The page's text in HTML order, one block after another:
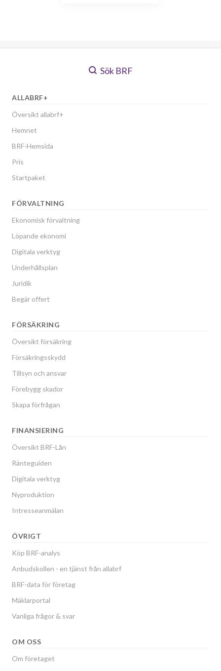
Sök BRF
ALLABRF+
Översikt allabrf+
Hemnet
BRF-Hemsida
Pris
Startpaket
FÖRVALTNING
Ekonomisk förvaltning
Löpande ekonomi
Digitala verktyg
Underhållsplan
Juridik
Begär offert
FÖRSÄKRING
Översikt försäkring
Försäkringsskydd
Tillsyn och ansvar
Förebygg skador
Skapa förfrågan
FINANSIERING
Översikt BRF-Lån
Ränteguiden
Digitala verktyg
Nyproduktion
Intresseanmälan
ÖVRIGT
Köp BRF-analys
Anbudskollen - en tjänst från allabrf
BRF-data för företag
Mäklarportal
Vanliga frågor & svar
OM OSS
Om företaget